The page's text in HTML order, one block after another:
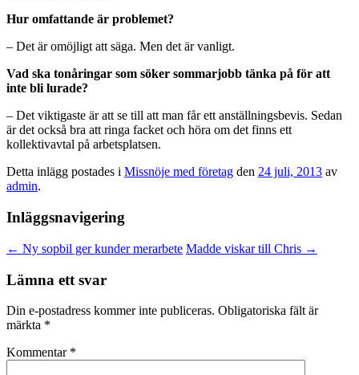
Hur omfattande är problemet?
– Det är omöjligt att säga. Men det är vanligt.
Vad ska tonåringar som söker sommarjobb tänka på för att
inte bli lurade?
– Det viktigaste är att se till att man får ett anställningsbevis. Sedan
är det också bra att ringa facket och höra om det finns ett
kollektivavtal på arbetsplatsen.
Detta inlägg postades i Missnöje med företag den 24 juli, 2013 av
admin.
Inläggsnavigering
← Ny sopbil ger kunder merarbete Madde viskar till Chris →
Lämna ett svar
Din e-postadress kommer inte publiceras. Obligatoriska fält är
märkta *
Kommentar *